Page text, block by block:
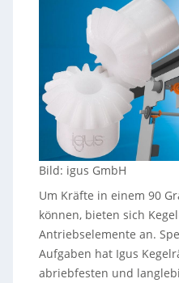
Bild: igus GmbH
Um Kräfte in einem 90
können, bieten sich
Antriebselemente an.
Aufgaben hat Igus
abriebfesten und